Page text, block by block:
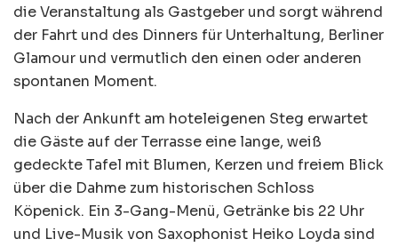
die Veranstaltung als Gastgeber und sorgt während
der Fahrt und des Dinners für Unterhaltung, Berliner
Glamour und vermutlich den einen oder anderen
spontanen Moment.
Nach der Ankunft am hoteleigenen Steg erwartet
die Gäste auf der Terrasse eine lange, weiß
gedeckte Tafel mit Blumen, Kerzen und freiem Blick
über die Dahme zum historischen Schloss
Köpenick. Ein 3-Gang-Menü, Getränke bis 22 Uhr
und Live-Musik von Saxophonist Heiko Loyda sind